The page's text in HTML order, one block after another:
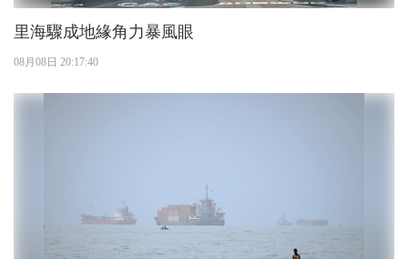
里海驟成地緣角力暴風眼
08月08日 20:17:40